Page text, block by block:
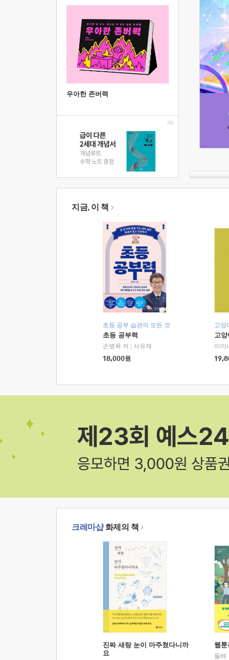
우아한 존버력
지금, 이 책
초등 공부 습관의 모든 것
초등 공부력
손병목 저
서유재
18,000원
고양
고
이미
크레마샵화제의 책
진짜 새랑 눈이 마주쳤다니까
요
웹
돌배